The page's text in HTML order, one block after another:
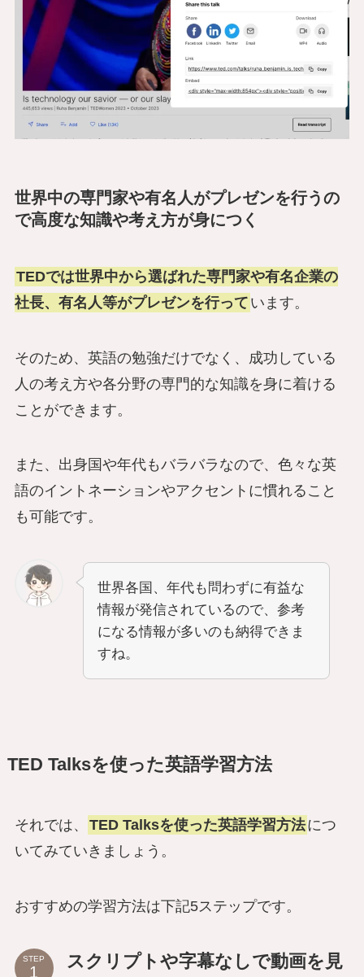
世界中の専門家や有名人がプレゼンを行うの
で高度な知識や考え方が身につく
TEDでは世界中から選ばれた専門家や有名企業の
社長、有名人等がプレゼンを行って います。
そのため、英語の勉強だけでなく、成功している
人の考え方や各分野の専門的な知識を身に着ける
ことができます。
また、出身国や年代もバラバラなので、色々な英
語のイントネーションやアクセントに慣れること
も可能です。
世界各国、年代も問わずに有益な
情報が発信されているので、参考
になる情報が多いのも納得できま
すね。
TED Talksを使った英語学習方法
それでは、 TED Talksを使った英語学習方法につ
いてみていきましょう。
おすすめの学習方法は下記5ステップです。
STEP
スクリプトや字幕なしで動画を見